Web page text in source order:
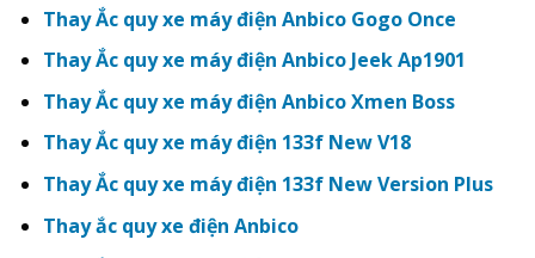
Thay Ắc quy xe máy điện Anbico Gogo Once
Thay Ắc quy xe máy điện Anbico Jeek Ap1901
Thay Ắc quy xe máy điện Anbico Xmen Boss
Thay Ắc quy xe máy điện 133f New V18
Thay Ắc quy xe máy điện 133f New Version Plus
Thay ắc quy xe điện Anbico